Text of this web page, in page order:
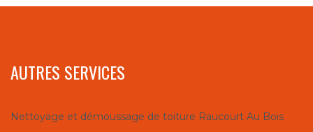
AUTRES SERVICES
Nettoyage et démoussage de toiture Raucourt Au Bois